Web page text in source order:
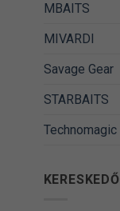
MBAITS
MIVARDI
Savage Gear
STARBAITS
Technomagic
KERESKEDŐ